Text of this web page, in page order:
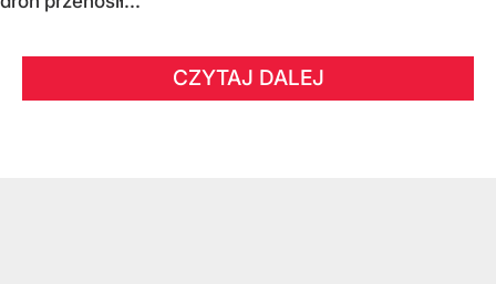
CZYTAJ DALEJ